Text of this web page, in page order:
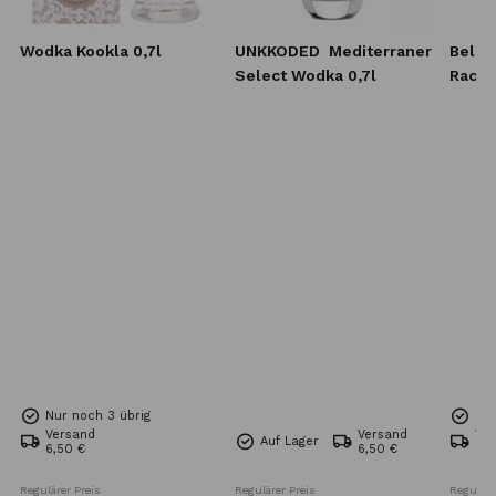
Wodka Kookla 0,7l
Nur noch 3 übrig
Versand
6,50 €
Regulärer Preis
UNKKODED
Mediterraner
Select Wodka 0,7l
Auf Lager
Versand
6,50 €
Regulärer Preis